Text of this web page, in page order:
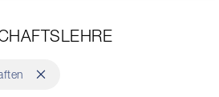
Dies